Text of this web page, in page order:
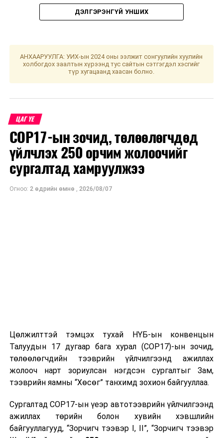
УНШСАН: 2104
ДАРААХ МЭДЭЭ
ӨМНӨХ МЭДЭЭ
Улаанбаатарт өдөртөө 18 хэм хүйтэн
ДЭЛГЭРЭНГҮЙ УНШИХ
АНХААРУУЛГА: УИХ-ын 2024 оны ээлжит сонгуулийн хуулийн
холбогдох заалтын хүрээнд тус сайтын сэтгэгдэл хэсгийг
түр хугацаанд хаасан болно.
ЦАГ ҮЕ
COP17-ын зочид, төлөөлөгчдөд
үйлчлэх 250 орчим жолоочийг
сургалтад хамруулжээ
Огноо: 2 өдрийн өмнө , 2026/08/07
Цөлжилттэй тэмцэх тухай НҮБ-ын конвенцын
Талуудын 17 дугаар бага хурал (COP17)-ын зочид,
төлөөлөгчдийн тээврийн үйлчилгээнд ажиллах
жолооч нарт зориулсан нэгдсэн сургалтыг Зам,
тээврийн яамны “Хөсөг” танхимд зохион байгууллаа.
Сургалтад COP17-ын үеэр автотээврийн үйлчилгээнд
ажиллах төрийн болон хувийн хэвшлийн
байгууллагууд, “Зорчигч тээвэр I, II”, “Зорчигч тээвэр